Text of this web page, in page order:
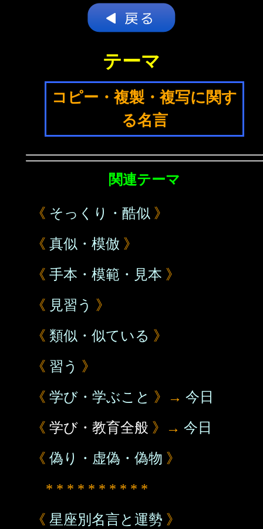
テーマ
コピー・複製・複写に関す
る名言
関連テーマ
《 そっくり・酷似 》
《 真似・模倣 》
《 手本・模範・見本 》
《 見習う 》
《 類似・似ている 》
《 習う 》
《 学び・学ぶこと 》→ 今日
《 学び・教育全般 》→ 今日
《 偽り・虚偽・偽物 》
* * * * * * * * * *
《 星座別名言と運勢 》